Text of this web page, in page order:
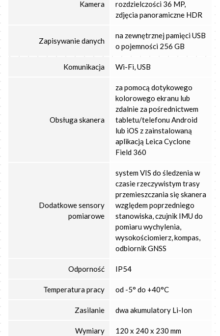
Kamera
rozdzielczości 36 MP,
zdjęcia panoramiczne HDR
Zapisywanie danych
na zewnętrznej pamięci USB
o pojemności 256 GB
Komunikacja Wi-Fi, USB
Obsługa skanera
za pomocą dotykowego
kolorowego ekranu lub
zdalnie za pośrednictwem
tabletu/telefonu Android
lub iOS z zainstalowaną
aplikacją Leica Cyclone
Field 360
Dodatkowe sensory
pomiarowe
system VIS do śledzenia w
czasie rzeczywistym trasy
przemieszczania się skanera
względem poprzedniego
stanowiska, czujnik IMU do
pomiaru wychylenia,
wysokościomierz, kompas,
odbiornik GNSS
Odporność IP54
Temperatura pracy od -5° do +40°C
Zasilanie dwa akumulatory Li-Ion
Wymiary 120 x 240 x 230 mm